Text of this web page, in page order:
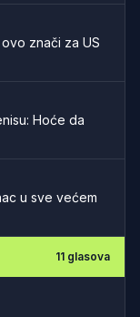
znači za US
Hoće da
u sve većem
11 glasova